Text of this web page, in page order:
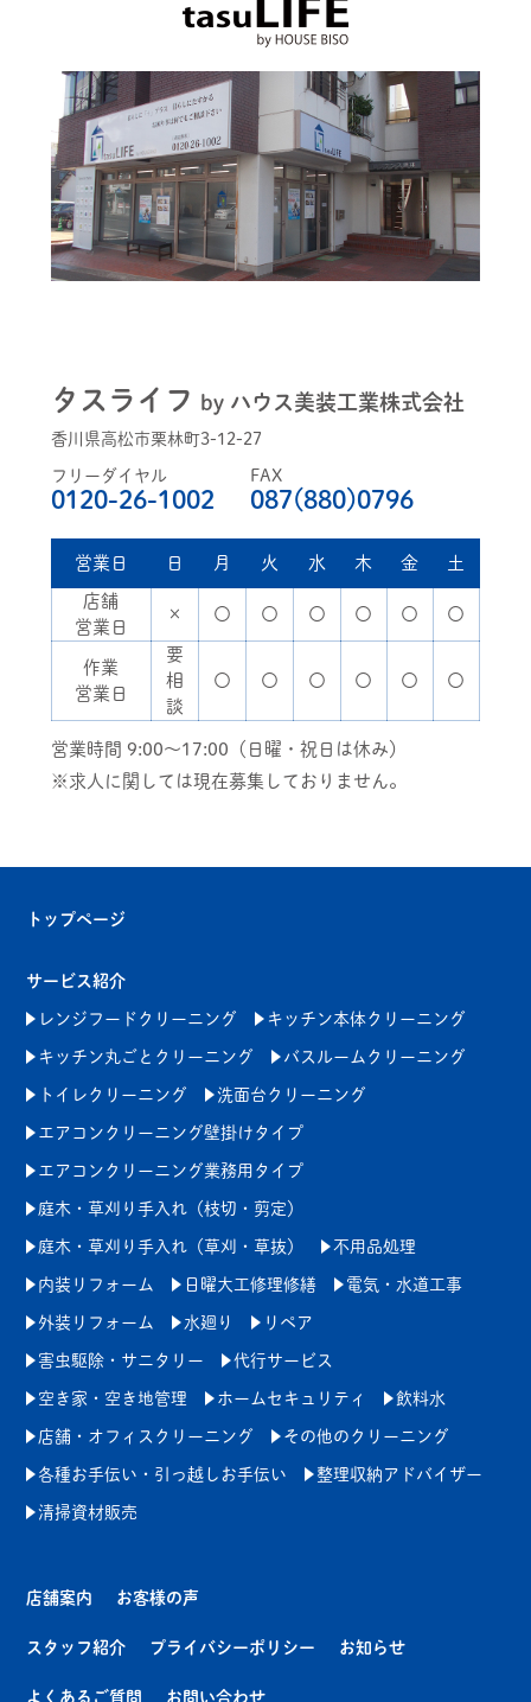
タスライフ by ハウス美装工業株式会社
香川県高松市栗林町3-12-27
フリーダイヤル
0120-26-1002
FAX
087(880)0796
営業日 日 月 火 水 木 金 土
店舗
営業日
× 〇 〇 〇 〇 〇 〇
作業
営業日
要
相
談
〇 〇 〇 〇 〇 〇
営業時間 9:00～17:00（日曜・祝日は休み）
※求人に関しては現在募集しておりません。
トップページ
サービス紹介
レンジフードクリーニング キッチン本体クリーニング
キッチン丸ごとクリーニング バスルームクリーニング
トイレクリーニング 洗面台クリーニング
エアコンクリーニング壁掛けタイプ
エアコンクリーニング業務用タイプ
庭木・草刈り手入れ（枝切・剪定）
庭木・草刈り手入れ（草刈・草抜） 不用品処理
内装リフォーム 日曜大工修理修繕 電気・水道工事
外装リフォーム 水廻り リペア
害虫駆除・サニタリー 代行サービス
空き家・空き地管理 ホームセキュリティ 飲料水
店舗・オフィスクリーニング その他のクリーニング
各種お手伝い・引っ越しお手伝い 整理収納アドバイザー
清掃資材販売
店舗案内 お客様の声
スタッフ紹介 プライバシーポリシー お知らせ
よくあるご質問 お問い合わせ